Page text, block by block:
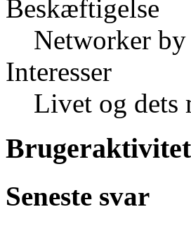
Beskæftigelse
Networker
Interesser
Livet og dets
Brugeraktivitet
Seneste svar